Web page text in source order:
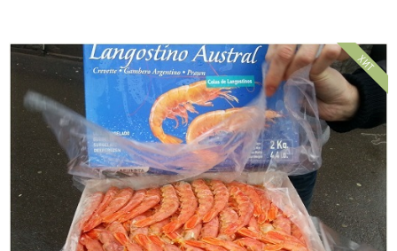
ХИТ